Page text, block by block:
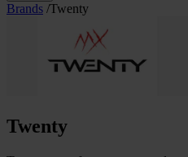
Brands /Twenty
Twenty